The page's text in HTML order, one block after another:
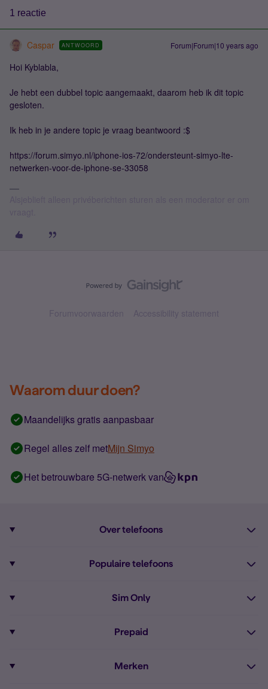
1 reactie
Caspar ANTWOORD Forum|Forum|10 years ago
Hoi Kyblabla,
Je hebt een dubbel topic aangemaakt, daarom heb ik dit topic
gesloten.
Ik heb in je andere topic je vraag beantwoord :$
https://forum.simyo.nl/iphone-ios-72/ondersteunt-simyo-lte-
netwerken-voor-de-iphone-se-33058
Forumvoorwaarden Accessibility statement
Waarom duur doen?
Maandelijks gratis aanpasbaar
Regel alles zelf metMijn Simyo
Het betrouwbare 5G-netwerk van
Over telefoons
Alle telefoons
Populaire telefoons
iPhone 16
Sim Only
Onbeperkt bellen
Prepaid
Merken